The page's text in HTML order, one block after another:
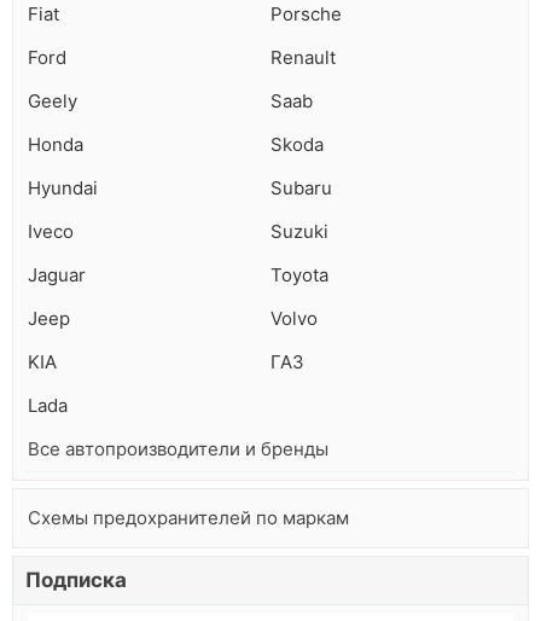
Fiat
Porsche
Ford
Renault
Geely
Saab
Honda
Skoda
Hyundai
Subaru
Iveco
Suzuki
Jaguar
Toyota
Jeep
Volvo
KIA
ГАЗ
Lada
Все автопроизводители и бренды
Схемы предохранителей по маркам
Подписка